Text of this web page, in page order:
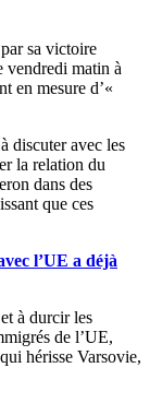
sa victoire
vendredi matin à
en mesure d’«
discuter avec les
la relation du
dans des
que ces
l’UE a déjà
à durcir les
de l’UE,
hérisse Varsovie,